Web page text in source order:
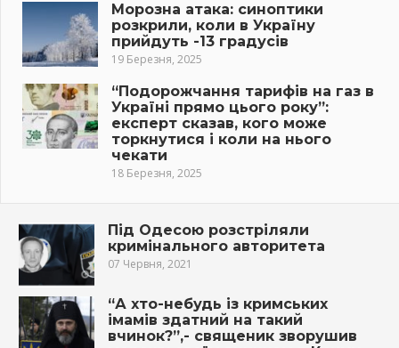
Морозна атака: синоптики
розкрили, коли в Україну
прийдуть -13 градусів
19 Березня, 2025
“Подорожчання тарифів на газ в
Україні прямо цього року”:
експерт сказав, кого може
торкнутися і коли на нього
чекати
18 Березня, 2025
Під Одесою розстріляли
кримінального авторитета
07 Червня, 2021
“А хто-небудь із кримських
імамів здатний на такий
вчинок?”,- священик зворушив